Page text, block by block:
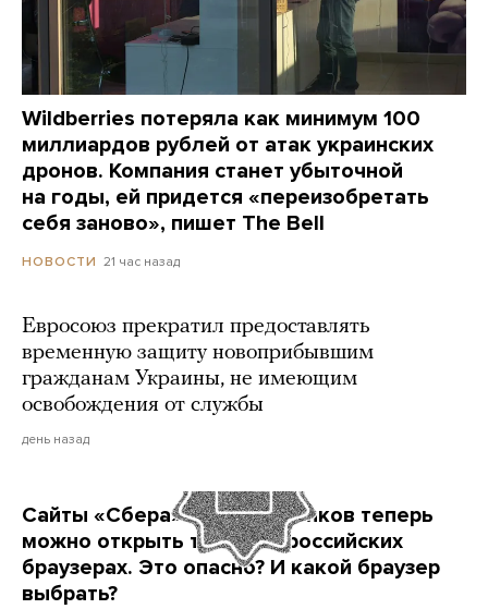
Wildberries потеряла как минимум 100
миллиардов рублей от атак украинских
дронов. Компания станет убыточной
на годы, ей придется «переизобретать
себя заново», пишет The Bell
НОВОСТИ 21 час назад
Евросоюз прекратил предоставлять
временную защиту новоприбывшим
гражданам Украины, не имеющим
освобождения от службы
день назад
Сайты «Сбера» и других банков теперь
можно открыть только в российских
браузерах. Это опасно? И какой браузер
выбрать?